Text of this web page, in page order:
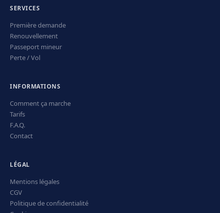
SERVICES
Première demande
Renouvellement
Passeport mineur
Perte / Vol
INFORMATIONS
Comment ça marche
Tarifs
F.A.Q.
Contact
LÉGAL
Mentions légales
CGV
Politique de confidentialité